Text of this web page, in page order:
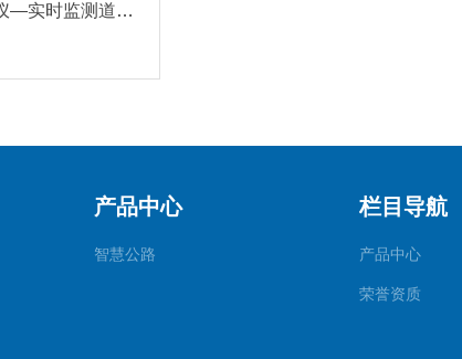
便携式能见度检测仪—实时监测道路能见度情况，为交管部门提供及时准确数据
产品中心
智慧公路
栏目导航
产品中心
荣誉资质